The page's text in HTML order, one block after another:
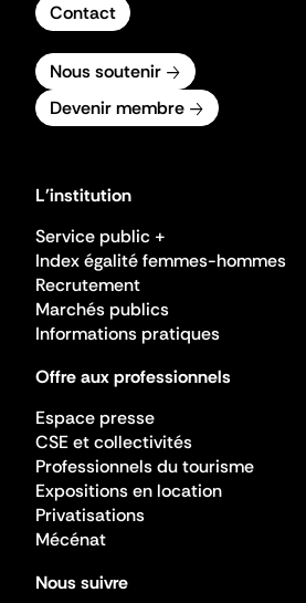
Contact
Nous soutenir
Devenir membre
L'institution
Service public +
Index égalité femmes-hommes
Recrutement
Marchés publics
Informations pratiques
Offre aux professionnels
Espace presse
CSE et collectivités
Professionnels du tourisme
Expositions en location
Privatisations
Mécénat
Nous suivre